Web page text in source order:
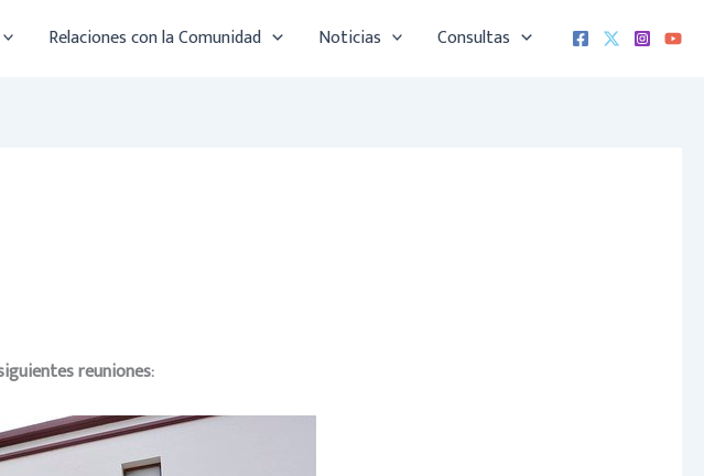
Relaciones con la Comunidad Noticias Consultas
reuniones: